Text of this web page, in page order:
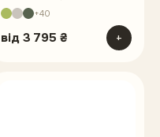
+40
від 3 795 ₴ +